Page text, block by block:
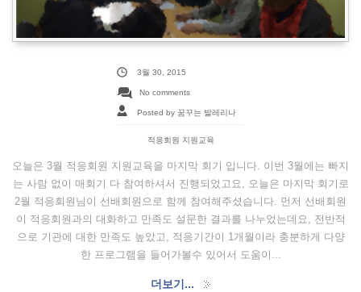
3월 30, 2015
No comments
Posted by 꿈꾸는 발레리나
적응회원 지원교육
오늘은 3월 적응회원 지원교육을 마지막 회기 입니다. 이번 3월에는 빠지
는 사람 없이 매회기 다 참여하셔서 진행되었고요, 오늘은 마지막 회기로
2월 적응회원님이 선배회원으로 함께 참여해주셨습니다. 먼저 선배회원
이 적응회원과의 대화하고 만족도 설문한 결과를 나누었는데요, 전반적
으로 기관에 대한 만족도 높았고, 적응기간이 1개월이라 충분하게 다양
한 프로그램을 들어가볼수 있어서 도움이...
더보기...